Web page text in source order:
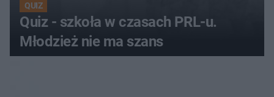
QUIZ
Quiz - szkoła w czasach PRL-u.
Młodzież nie ma szans